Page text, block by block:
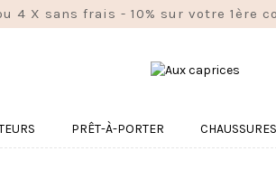
4 X sans frais - 10% sur votre 1ère
PRÊT-À-PORTER CHAUSSURES